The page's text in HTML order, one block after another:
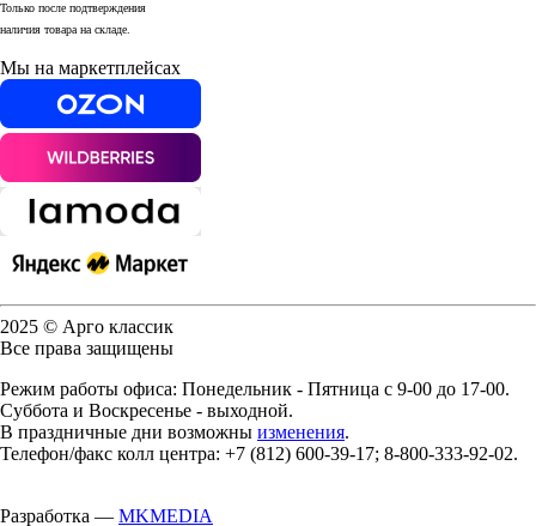
Только после подтверждения
наличия товара на складе.
Мы на маркетплейсах
2025 © Арго классик
Все права защищены
Режим работы офиса: Понедельник - Пятница с 9-00 до 17-00.
Суббота и Воскресенье - выходной.
В праздничные дни возможны изменения.
Телефон/факс колл центра: +7 (812) 600-39-17; 8-800-333-92-02.
Разработка — MKMEDIA